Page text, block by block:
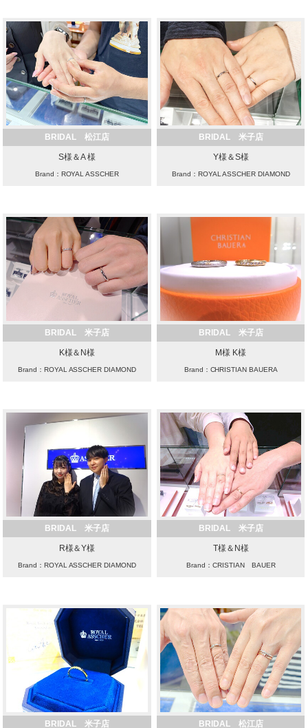
BRIDAL 松江店
S様＆A 様
Brand：ROYAL ASSCHER
BRIDAL 米子店
Y様＆S様
Brand：ROYAL ASSCHER DIAMOND
BRIDAL 米子店
K様＆N様
Brand：ROYAL ASSCHER DIAMOND
BRIDAL 米子店
M様 K様
Brand：CHRISTIAN BAUERA
BRIDAL 米子店
R様＆Y様
Brand：ROYAL ASSCHER DIAMOND
BRIDAL 米子店
T様＆N様
Brand：CRISTIAN BAUER
BRIDAL 米子店 BRIDAL 松江店